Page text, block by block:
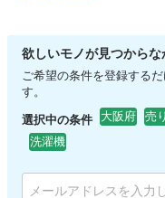
欲しいモノが見つからな
ご希望の条件を登録する
す。
選択中の条件 大阪府 売
洗濯機